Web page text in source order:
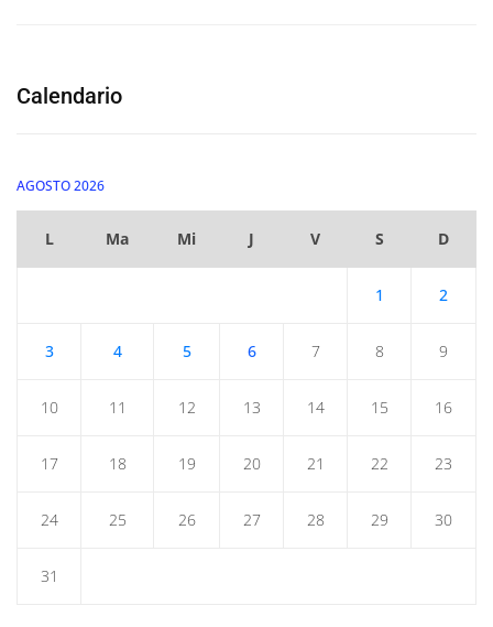
Calendario
AGOSTO 2026
L Ma Mi J V S D
1 2
3 4 5 6 7 8 9
10 11 12 13 14 15 16
17 18 19 20 21 22 23
24 25 26 27 28 29 30
31